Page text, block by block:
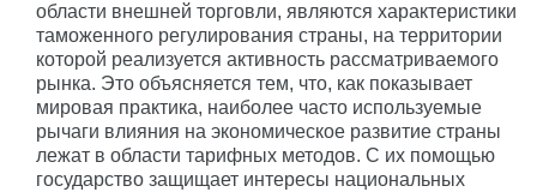
области внешней торговли, являются характеристики
таможенного регулирования страны, на территории
которой реализуется активность рассматриваемого
рынка. Это объясняется тем, что, как показывает
мировая практика, наиболее часто используемые
рычаги влияния на экономическое развитие страны
лежат в области тарифных методов. С их помощью
государство защищает интересы национальных